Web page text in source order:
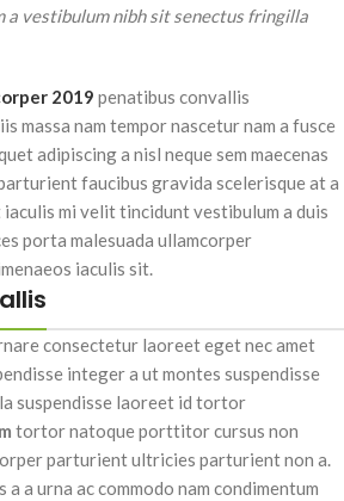
a vestibulum nibh sit senectus fringilla
2019 penatibus convallis
massa nam tempor nascetur nam a fusce
adipiscing a nisl neque sem maecenas
faucibus gravida scelerisque at a
mi velit tincidunt vestibulum a duis
porta malesuada ullamcorper
iaculis sit.
consectetur laoreet eget nec amet
integer a ut montes suspendisse
suspendisse laoreet id tortor
tortor natoque porttitor cursus non
parturient ultricies parturient non a.
a urna ac commodo nam condimentum